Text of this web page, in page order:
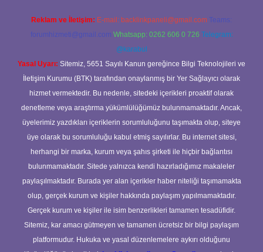
Reklam ve İletişim: E-mail: backlinkpaneli@gmail.com Teams:
forumhizmeti@gmail.com Whatsapp: 0262 606 0 726 Telegram:
@karabul
Yasal Uyarı: Sitemiz, 5651 Sayılı Kanun gereğince Bilgi Teknolojileri ve
İletişim Kurumu (BTK) tarafından onaylanmış bir Yer Sağlayıcı olarak
hizmet vermektedir. Bu nedenle, sitedeki içerikleri proaktif olarak
denetleme veya araştırma yükümlülüğümüz bulunmamaktadır. Ancak,
üyelerimiz yazdıkları içeriklerin sorumluluğunu taşımakta olup, siteye
üye olarak bu sorumluluğu kabul etmiş sayılırlar. Bu internet sitesi,
herhangi bir marka, kurum veya şahıs şirketi ile hiçbir bağlantısı
bulunmamaktadır. Sitede yalnızca kendi hazırladığımız makaleler
paylaşılmaktadır. Burada yer alan içerikler haber niteliği taşımamakta
olup, gerçek kurum ve kişiler hakkında paylaşım yapılmamaktadır.
Gerçek kurum ve kişiler ile isim benzerlikleri tamamen tesadüfidir.
Sitemiz, kar amacı gütmeyen ve tamamen ücretsiz bir bilgi paylaşım
platformudur. Hukuka ve yasal düzenlemelere aykırı olduğunu